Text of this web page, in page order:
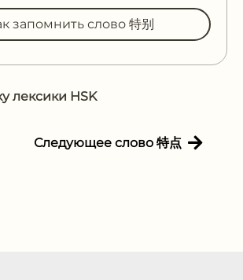
запомнить слово 特别
лексики HSK
Следующее слово 特点